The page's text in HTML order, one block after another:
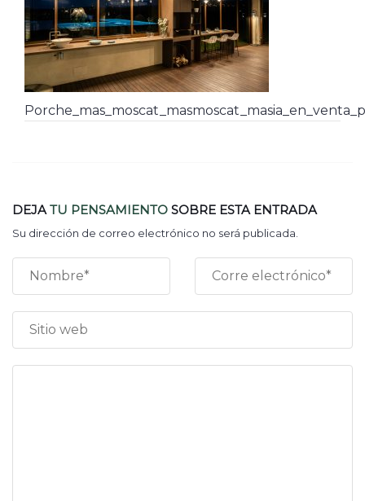
DEJATU PENSAMIENTO SOBRE ESTA ENTRADA
Su dirección de correo electrónico no será publicada.